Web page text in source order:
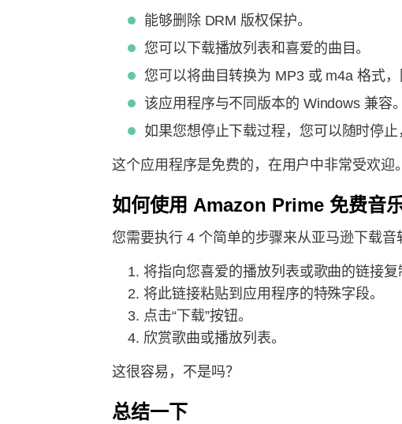
能够删除 DRM 版权保护。
您可以下载播放列表和喜爱的曲目。
您可以将曲目转换为 MP3 或 m4a 格式
该应用程序与不同版本的 Windows 兼容。
如果您想停止下载过程，您可以随时停止
这个应用程序是免费的，在用户中非常受欢迎
如何使用 Amazon Prime 免费音乐
您需要执行 4 个简单的步骤来从亚马逊下载音
将指向您喜爱的播放列表或歌曲的链接复
将此链接粘贴到应用程序的特殊字段。
点击“下载”按钮。
欣赏歌曲或播放列表。
这很容易，不是吗？
总结一下